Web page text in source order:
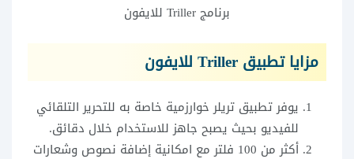
برنامج Triller للايفون
مزايا تطبيق Triller للايفون
يوفر تطبيق تريلر خوارزمية خاصة به للتحرير التلقائي
للفيديو بحيث يصبح جاهز للاستخدام خلال دقائق.
أكثر من 100 فلتر مع امكانية إضافة نصوص وشعارات